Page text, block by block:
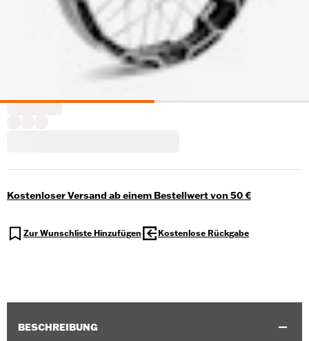
Kostenloser Versand ab einem Bestellwert von 50 €
Zur Wunschliste Hinzufügen Kostenlose Rückgabe
BESCHREIBUNG